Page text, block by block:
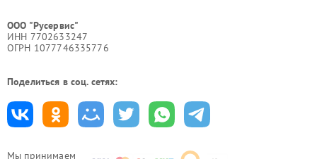
Мы принимаем
ООО "Русервис"
ИНН 7702633247
ОГРН 1077746335776
Поделиться в соц. сетях: